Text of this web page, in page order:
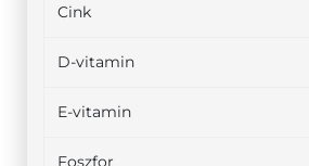
Cink
D-vitamin
E-vitamin
Foszfor